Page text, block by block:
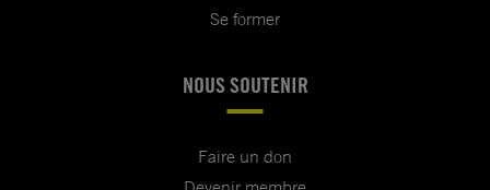
Se former
NOUS SOUTENIR
Faire un don